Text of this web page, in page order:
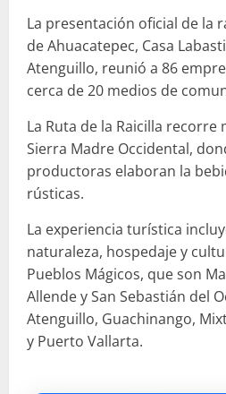
La presentación oficial de la
de Ahuacatepec, Casa
Atenguillo, reunió a 86
cerca de 20 medios de
La Ruta de la Raicilla recorre
Sierra Madre Occidental,
productoras elaboran la
rústicas.
La experiencia turística
naturaleza, hospedaje y
Pueblos Mágicos, que son
Allende y San Sebastián del
Atenguillo, Guachinango,
y Puerto Vallarta.